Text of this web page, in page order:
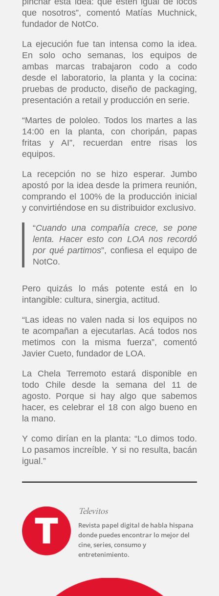
que nosotros”, comentó Matías Muchnick,
fundador de NotCo.
La ejecución fue tan intensa como la idea.
En solo ocho semanas, los equipos de
ambas marcas trabajaron codo a codo
desde el laboratorio, la planta y la cocina:
pruebas de producto, diseño de packaging,
presentación a retail y producción en serie.
“Martes de pololeo. Todos los martes a las
14:00 en la planta, con choripán, papas
fritas y AI”, recuerdan entre risas los
equipos.
La recepción no se hizo esperar. Jumbo
apostó por la idea desde la primera reunión,
comprando el 100% de la producción inicial
y convirtiéndose en su distribuidor exclusivo.
“Cuando una compañía crece, se pone
lenta. Hacer esto con LOA nos recordó
por qué partimos”, confiesa el equipo de
NotCo.
Pero quizás lo más potente está en lo
intangible: cultura, sinergia, actitud.
“Las ideas no valen nada si los equipos no
te acompañan a ejecutarlas. Acá todos nos
metimos con la misma fuerza”, comentó
Javier Cueto, fundador de LOA.
La Chela Terremoto estará disponible en
todo Chile desde la semana del 11 de
agosto. Porque si hay algo que sabemos
hacer, es celebrar el 18 con algo bueno en
la mano.
Y como dirían en la planta: “Lo dimos todo.
Lo pasamos increíble. Y si no resulta, bacán
igual.”
Televitos
Revista papel digital de habla hispana
donde puedes encontrar lo mejor del
cine, series, consumo y
entretenimiento.